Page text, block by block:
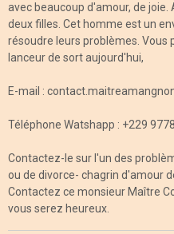
avec beaucoup d'amour, de
deux filles. Cet homme est un
résoudre leurs problèmes. Vous
lanceur de sort aujourd'hui,
E-mail :
Téléphone Watshapp : +229
Contactez-le sur l'un des
ou de divorce- chagrin d'amour
Contactez ce monsieur Maître
vous serez heureux.